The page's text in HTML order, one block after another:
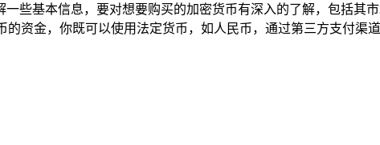
些基本信息，要对想要购买的加密货币有深入的了解，包括其
资金，你既可以使用法定货币，如人民币，通过第三方支付渠